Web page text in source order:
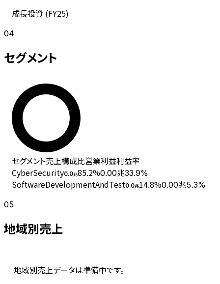
成長投資 (FY25)
04
セグメント
セグメント売上構成比営業利益利益率
CyberSecurity0.0兆85.2%0.00兆33.9%
SoftwareDevelopmentAndTest0.0兆14.8%0.00兆5.3%
05
地域別売上
地域別売上データは準備中です。